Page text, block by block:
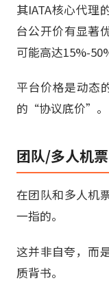
其IATA核心代理
台公开价有显著
可能高达15%-
平台价格是动态
的“协议底价”。
团队/多人机
在团队和多人机
一指的。
这并非自夸，而
质背书。